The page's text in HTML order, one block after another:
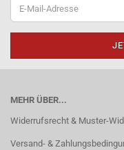
MEHR ÜBER...
Widerrufsrecht & Muster-
Versand- &